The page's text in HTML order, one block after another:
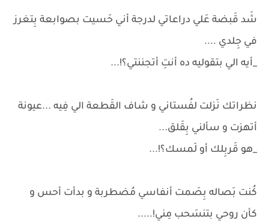
شَد قَبضة عَلي دراعاتي لدرجة أني حَسيت بصوابعة بِتغرز
في جِلدي ....
_أيه الي بتقوليه ده أنتِ أتجننتي؟!...
نظراتك نَزلت لفُستاني و شاف القَطعة الي فِيه ...عيونة
أتهزت و سألني بِقَلق...
_هو قَربِلك أو لَمسك؟!...
كُنت بَصاله بِصَمت أنفاسي مُضطربة و بدأت أحس و
كأن روحي بتنسَحب مِني!.....